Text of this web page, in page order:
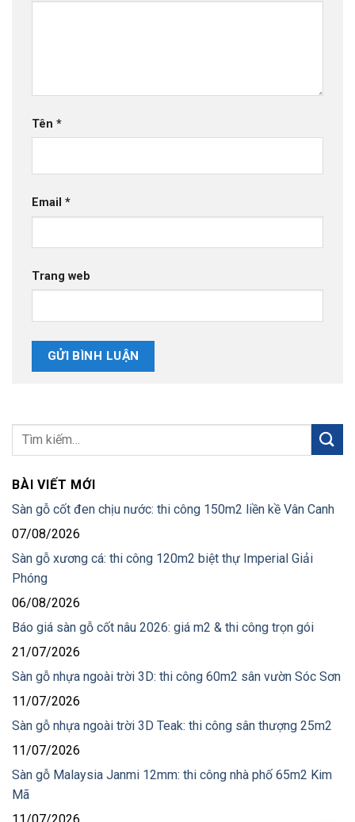
Tên *
Email *
Trang web
BÀI VIẾT MỚI
Sàn gỗ cốt đen chịu nước: thi công 150m2 liền kề Vân Canh
07/08/2026
Sàn gỗ xương cá: thi công 120m2 biệt thự Imperial Giải
Phóng
06/08/2026
Báo giá sàn gỗ cốt nâu 2026: giá m2 & thi công trọn gói
21/07/2026
Sàn gỗ nhựa ngoài trời 3D: thi công 60m2 sân vườn Sóc Sơn
11/07/2026
Sàn gỗ nhựa ngoài trời 3D Teak: thi công sân thượng 25m2
11/07/2026
Sàn gỗ Malaysia Janmi 12mm: thi công nhà phố 65m2 Kim
Mã